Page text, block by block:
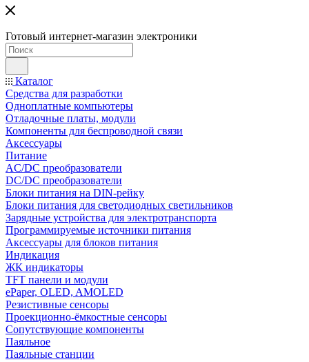
Готовый интернет-магазин электроники
Каталог
Средства для разработки
Одноплатные компьютеры
Отладочные платы, модули
Компоненты для беспроводной связи
Аксессуары
Питание
AC/DC преобразователи
DC/DC преобразователи
Блоки питания на DIN-рейку
Блоки питания для светодиодных светильников
Зарядные устройства для электротранспорта
Программируемые источники питания
Аксессуары для блоков питания
Индикация
ЖК индикаторы
TFT панели и модули
ePaper, OLED, AMOLED
Резистивные сенсоры
Проекционно-ёмкостные сенсоры
Сопутствующие компоненты
Паяльное
Паяльные станции